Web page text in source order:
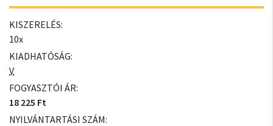
KISZERELÉS:
10x
KIADHATÓSÁG:
V
FOGYASZTÓI ÁR:
18 225 Ft
NYILVÁNTARTÁSI SZÁM: